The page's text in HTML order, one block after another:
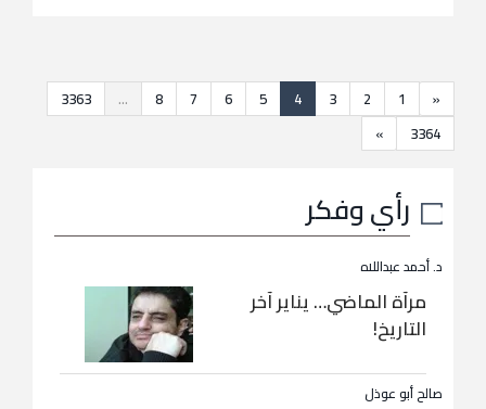
«
1
2
3
4
5
6
7
8
...
3363
3364
»
رأي وفكر
د. أحمد عبداللاه
مرآة الماضي… يناير آخر
التاريخ!
صالح أبو عوذل